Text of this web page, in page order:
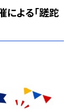
による「蹉跎